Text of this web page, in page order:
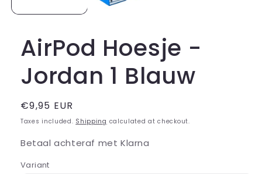
AirPod Hoesje -
Jordan 1 Blauw
Regular
price
€9,95 EUR
Taxes included. Shipping calculated at checkout.
Betaal achteraf met Klarna
Variant